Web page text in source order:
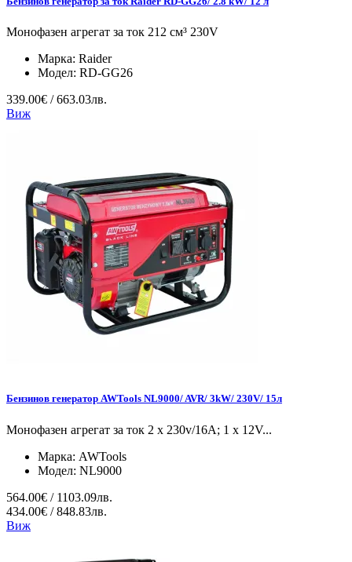
Монофазен агрегат за ток 212 см³ 230V
Марка: Raider
Модел: RD-GG26
339.00€ / 663.03лв.
Виж
Бензинов генератор AWTools NL9000/ AVR/ 3kW/ 230V/ 15л
Монофазен агрегат за ток 2 x 230v/16A; 1 x 12V...
Марка: AWTools
Модел: NL9000
564.00€ / 1103.09лв.
434.00€ / 848.83лв.
Виж